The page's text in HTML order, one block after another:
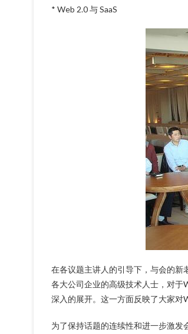
* Web 2.0 与 SaaS
在各议题主讲人的引导下，与会的新
各大公司企业的高级技术人士，对于
深入的展开。这一方面反映了大家对
为了保持话题的连续性和进一步激